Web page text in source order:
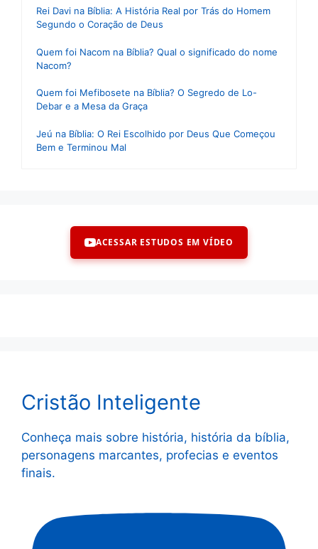
Rei Davi na Bíblia: A História Real por Trás do Homem
Segundo o Coração de Deus
Quem foi Nacom na Bíblia? Qual o significado do nome
Nacom?
Quem foi Mefibosete na Bíblia? O Segredo de Lo-
Debar e a Mesa da Graça
Jeú na Bíblia: O Rei Escolhido por Deus Que Começou
Bem e Terminou Mal
ACESSAR ESTUDOS EM VÍDEO
Cristão Inteligente
Conheça mais sobre história, história da bíblia,
personagens marcantes, profecias e eventos
finais.